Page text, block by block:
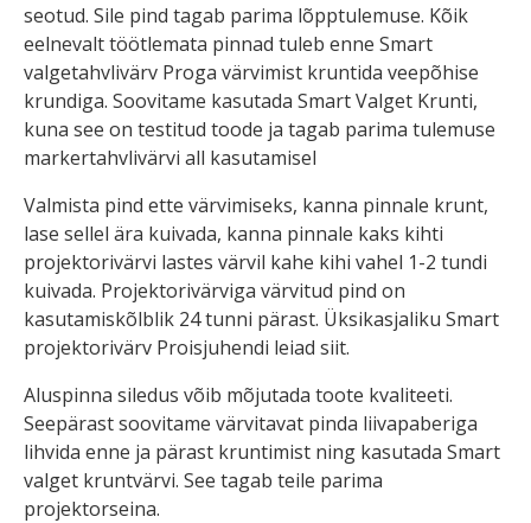
seotud. Sile pind tagab parima lõpptulemuse. Kõik
eelnevalt töötlemata pinnad tuleb enne Smart
valgetahvlivärv Proga värvimist kruntida veepõhise
krundiga. Soovitame kasutada Smart Valget Krunti,
kuna see on testitud toode ja tagab parima tulemuse
markertahvlivärvi all kasutamisel
Valmista pind ette värvimiseks, kanna pinnale krunt,
lase sellel ära kuivada, kanna pinnale kaks kihti
projektorivärvi lastes värvil kahe kihi vahel 1-2 tundi
kuivada. Projektorivärviga värvitud pind on
kasutamiskõlblik 24 tunni pärast. Üksikasjaliku Smart
projektorivärv Proisjuhendi leiad siit.
Aluspinna siledus võib mõjutada toote kvaliteeti.
Seepärast soovitame värvitavat pinda liivapaberiga
lihvida enne ja pärast kruntimist ning kasutada Smart
valget kruntvärvi. See tagab teile parima
projektorseina.